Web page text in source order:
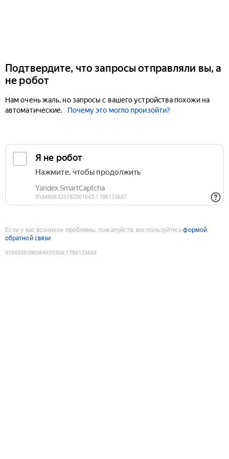
Подтвердите, что запросы отправляли вы, а
не робот
Нам очень жаль, но запросы с вашего устройства похожи на
автоматические.
Почему это могло произойти?
Если у вас возникли проблемы, пожалуйста, воспользуйтесьформой
обратной связи
9184938090364929304:1786133684